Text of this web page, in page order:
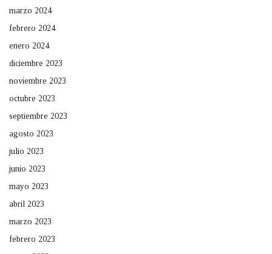
marzo 2024
febrero 2024
enero 2024
diciembre 2023
noviembre 2023
octubre 2023
septiembre 2023
agosto 2023
julio 2023
junio 2023
mayo 2023
abril 2023
marzo 2023
febrero 2023